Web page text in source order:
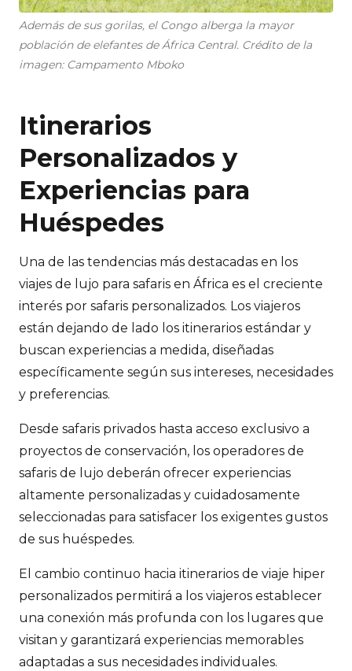
Además de sus gorilas, el Congo alberga la mayor
población de elefantes de África Central. Crédito de la
imagen: Campamento Mboko
Itinerarios
Personalizados y
Experiencias para
Huéspedes
Una de las tendencias más destacadas en los
viajes de lujo para safaris en África es el creciente
interés por safaris personalizados. Los viajeros
están dejando de lado los itinerarios estándar y
buscan experiencias a medida, diseñadas
específicamente según sus intereses, necesidades
y preferencias.
Desde safaris privados hasta acceso exclusivo a
proyectos de conservación, los operadores de
safaris de lujo deberán ofrecer experiencias
altamente personalizadas y cuidadosamente
seleccionadas para satisfacer los exigentes gustos
de sus huéspedes.
El cambio continuo hacia itinerarios de viaje hiper
personalizados permitirá a los viajeros establecer
una conexión más profunda con los lugares que
visitan y garantizará experiencias memorables
adaptadas a sus necesidades individuales.